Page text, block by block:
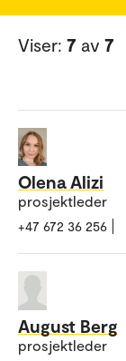
Viser: 7 av 7
Olena Alizi
prosjektleder
+47 672 36 256
August Berg
prosjektleder